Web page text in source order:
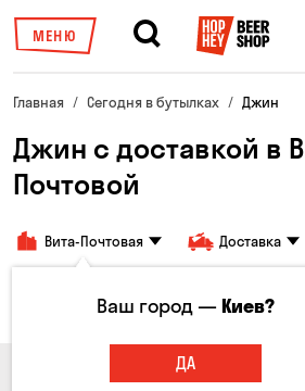
МЕНЮ
Главная Сегодня в бутылках Джин
Джин с доставкой в
Почтовой
Вита-Почтовая Доставка
Коньяки и бренди Джин
Ваш город —Киев?
ДА